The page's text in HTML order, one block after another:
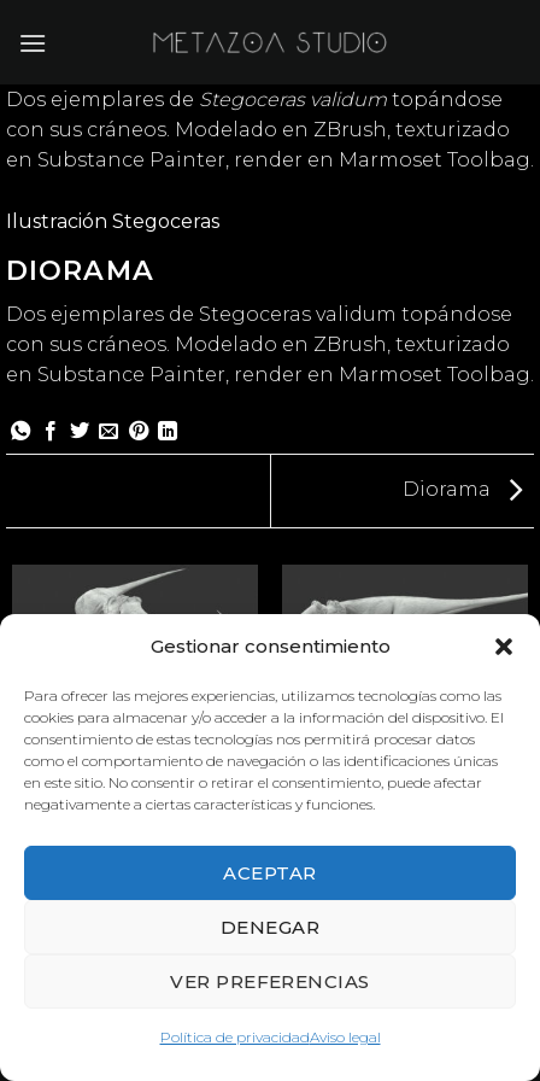
Gestionar consentimiento
Para ofrecer las mejores experiencias, utilizamos tecnologías como las
cookies para almacenar y/o acceder a la información del dispositivo. El
consentimiento de estas tecnologías nos permitirá procesar datos
como el comportamiento de navegación o las identificaciones únicas
en este sitio. No consentir o retirar el consentimiento, puede afectar
negativamente a ciertas características y funciones.
ACEPTAR
DENEGAR
VER PREFERENCIAS
Política de privacidadAviso legal
Ilustración Stegoceras
DIORAMA
Dos ejemplares de Stegoceras validum topándose
con sus cráneos. Modelado en ZBrush, texturizado
en Substance Painter, render en Marmoset Toolbag.
Dos ejemplares de Stegoceras validum topándose
con sus cráneos. Modelado en ZBrush, texturizado
en Substance Painter, render en Marmoset Toolbag.
Diorama
DIORAMA DIORAMA